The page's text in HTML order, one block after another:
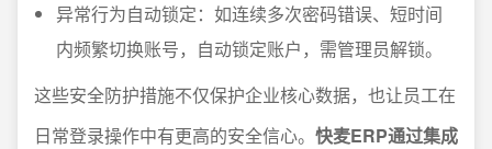
异常行为自动锁定：如连续多次密码错误、短时间
内频繁切换账号，自动锁定账户，需管理员解锁。
这些安全防护措施不仅保护企业核心数据，也让员工在
日常登录操作中有更高的安全信心。 快麦ERP通过集成